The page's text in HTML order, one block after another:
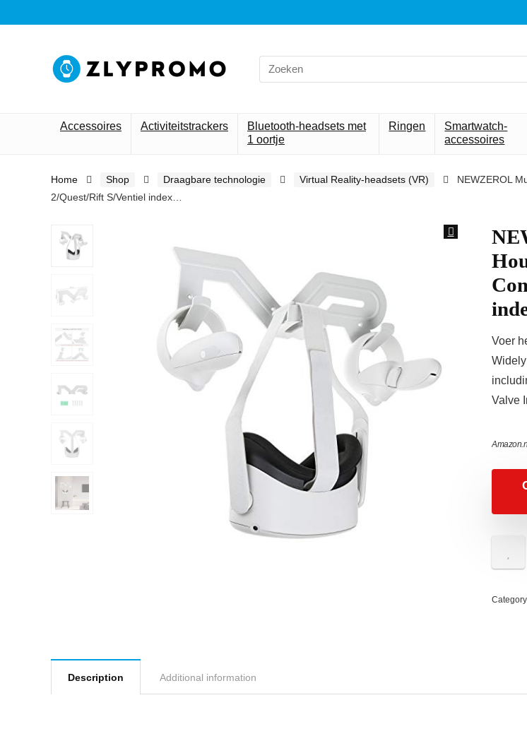
Search
for:
Accessoires Activiteitstrackers
Bluetooth-headsets met
1 oortje
Ringen
Smartwatch-
accessoires
Home Shop Draagbare technologie Virtual Reality-headsets (VR)
NEWZEROL
2/Quest/Rift S/Ventiel index…
Voer
Valve
Description Additional information